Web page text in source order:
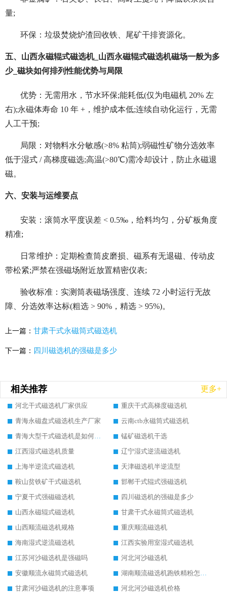
量;
环保：垃圾焚烧炉渣回收铁、尾矿干排资源化。
五、山西永磁辊式磁选机_山西永磁辊式磁选机磁场一般为多
少_磁块如何排列性能优势与局限
优势：无需用水，节水环保;能耗低(仅为电磁机 20% 左
右);永磁体寿命 10 年 +，维护成本低;连续自动化运行，无需
人工干预;
局限：对物料水分敏感(>8% 粘筒);弱磁性矿物分选效率
低于湿式 / 高梯度磁选;高温(>80℃)需冷却设计，防止永磁退
磁。
六、安装与运维要点
安装：滚筒水平度误差 < 0.5‰，给料均匀，分矿板角度
精准;
日常维护：定期检查筒皮磨损、磁系有无退磁、传动皮
带松紧;严禁在强磁场附近放置精密仪表;
验收标准：实测筒表磁场强度、连续 72 小时运行无故
障、分选效率达标(粗选 > 90%，精选 > 95%)。
上一篇： 甘肃干式永磁筒式磁选机
下一篇： 四川磁选机的强磁是多少
相关推荐 更多+
河北干式磁选机厂家供应
重庆干式高梯度磁选机
青海永磁盘式磁选机生产厂家
云南ctb永磁筒式磁选机
青海大型干式磁选机是如何选矿的
锰矿磁选机干选
江西湿式磁选机质量
辽宁湿式逆流磁选机
上海半逆流式磁选机
天津磁选机半逆流型
鞍山贫铁矿干式磁选机
邯郸干式辊式强磁选机
宁夏干式强磁磁选机
四川磁选机的强磁是多少
山西永磁辊式磁选机
甘肃干式永磁筒式磁选机
山西顺流磁选机规格
重庆顺流磁选机
海南湿式逆流磁选机
江西实验用室湿式磁选机
江苏河沙磁选机是强磁吗
河北河沙磁选机
安徽顺流永磁筒式磁选机
湖南顺流磁选机跑铁精粉怎么处理
甘肃河沙磁选机的注意事项
河北河沙磁选机价格